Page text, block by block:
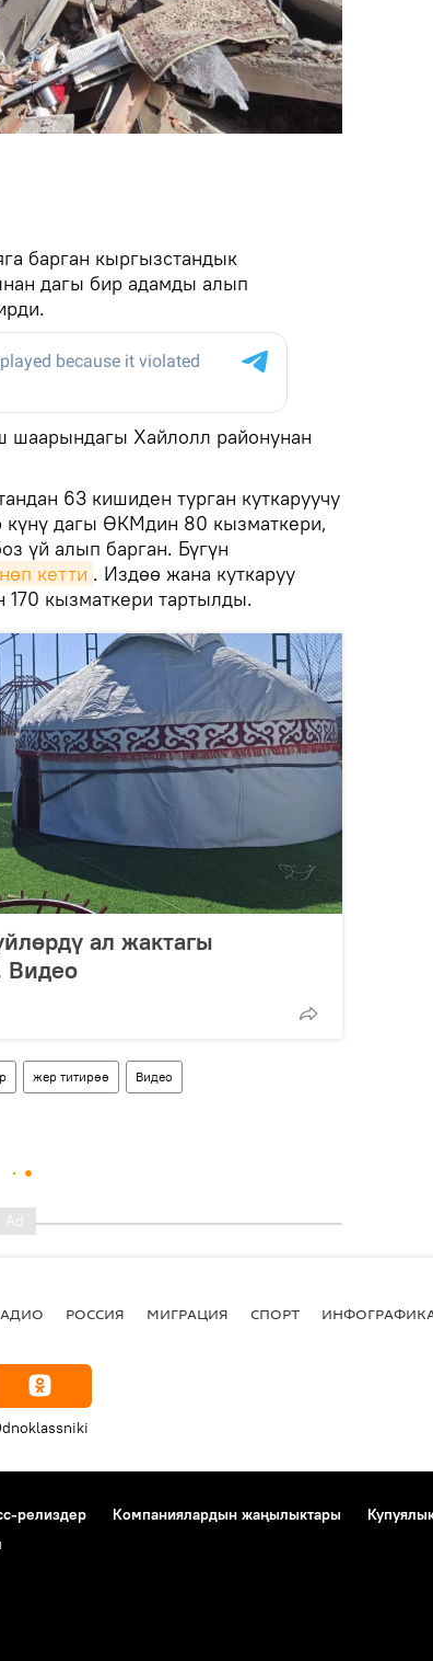
барган кыргызстандык
дагы бир адамды алып
Хайлолл районунан
63 кишиден турган куткаруучу
күнү дагы ӨКМдин 80 кызматкери,
үй алып барган. Бүгүн
кетти . Издөө жана куткаруу
кызматкери тартылды.
ал жактагы
Видео
жер титирөө Видео
РОССИЯ МИГРАЦИЯ СПОРТ
релиздер Компаниялардын жаңылыктары